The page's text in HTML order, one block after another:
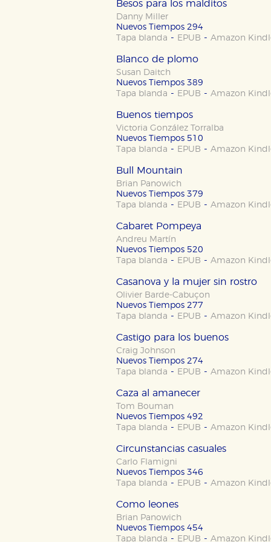
Besos para los malditos
Danny Miller
Nuevos Tiempos 294
Tapa blanda - EPUB - Amazon
Blanco de plomo
Susan Daitch
Nuevos Tiempos 389
Tapa blanda - EPUB - Amazon
Buenos tiempos
Victoria González Torralba
Nuevos Tiempos 510
Tapa blanda - EPUB - Amazon
Bull Mountain
Brian Panowich
Nuevos Tiempos 379
Tapa blanda - EPUB - Amazon
Cabaret Pompeya
Andreu Martín
Nuevos Tiempos 520
Tapa blanda - EPUB - Amazon
Casanova y la mujer sin rostro
Olivier Barde-Cabuçon
Nuevos Tiempos 277
Tapa blanda - EPUB - Amazon
Castigo para los buenos
Craig Johnson
Nuevos Tiempos 274
Tapa blanda - EPUB - Amazon
Caza al amanecer
Tom Bouman
Nuevos Tiempos 492
Tapa blanda - EPUB - Amazon
Circunstancias casuales
Carlo Flamigni
Nuevos Tiempos 346
Tapa blanda - EPUB - Amazon
Como leones
Brian Panowich
Nuevos Tiempos 454
Tapa blanda - EPUB - Amazon
CONFIGURACIÓN DE
Cookies necesarias
Estas cookies son necesarias
Cookies de rendimiento y
Estas cookies se utilizan para
configuraciones de servicios
Cookies de publicidad y redes
Estas cookies son
otros sitios. No almacenan
GUARDAR
Puede consultar nuestra